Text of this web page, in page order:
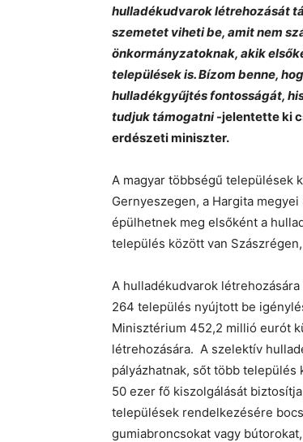
hulladékudvarok létrehozását
szemetet viheti be, amit nem
önkormányzatoknak, akik
települések is. Bízom benne,
hulladékgyűjtés fontosságát,
tudjuk támogatni-jelentette ki
erdészeti miniszter.
A magyar többségű települések
Gernyeszegen, a Hargita
épülhetnek meg elsőként a
település között van
A hulladékudvarok
264 település nyújtott be
Minisztérium 452,2 millió eurót
létrehozására. A szelektív
pályázhatnak, sőt több
50 ezer fő kiszolgálását
települések rendelkezésére
gumiabroncsokat vagy